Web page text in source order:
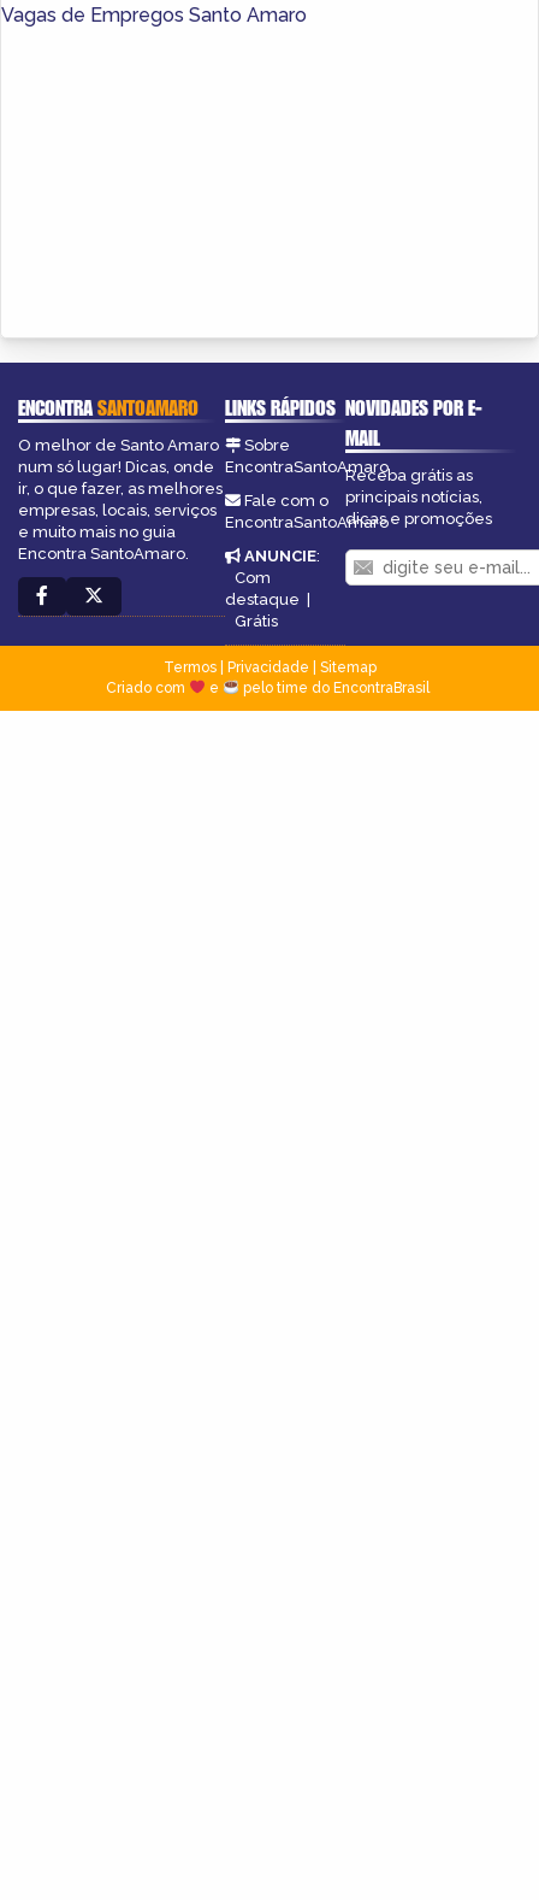
Vagas de Empregos Santo Amaro
ENCONTRASANTOAMARO
O melhor de Santo Amaro
num só lugar! Dicas, onde
ir, o que fazer, as melhores
empresas, locais, serviços
e muito mais no guia
Encontra SantoAmaro.
LINKS RÁPIDOS
Sobre
EncontraSantoAmaro
Fale com o
EncontraSantoAmaro
ANUNCIE:
Com
destaque
Grátis
NOVIDADES POR E-
MAIL
Receba grátis as
principais notícias,
dicas e promoções
Termos| Privacidade
Sitemap
Criado com
e pelo time do EncontraBrasil